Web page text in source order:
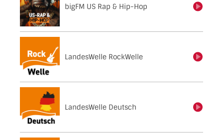
bigFM US Rap & Hip-Hopeinschalten
LandesWelle RockWelle
LandesWelle Deutsch